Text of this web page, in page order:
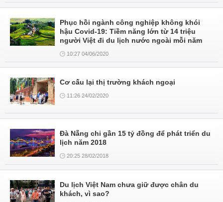
Phục hồi ngành công nghiệp không khói
hậu Covid-19: Tiềm năng lớn từ 14 triệu
người Việt đi du lịch nước ngoài mỗi năm
10:27 04/06/2020
Cơ cấu lại thị trường khách ngoại
11:26 24/02/2020
Đà Nẵng chi gần 15 tỷ đồng để phát triển du
lịch năm 2018
20:25 28/02/2018
Du lịch Việt Nam chưa giữ được chân du
khách, vì sao?